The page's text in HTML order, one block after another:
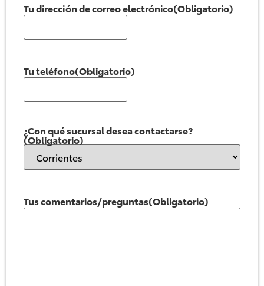
Tu dirección de correo electrónico(Obligatorio)
Tu teléfono(Obligatorio)
¿Con qué sucursal desea contactarse?
(Obligatorio)
Tus comentarios/preguntas(Obligatorio)